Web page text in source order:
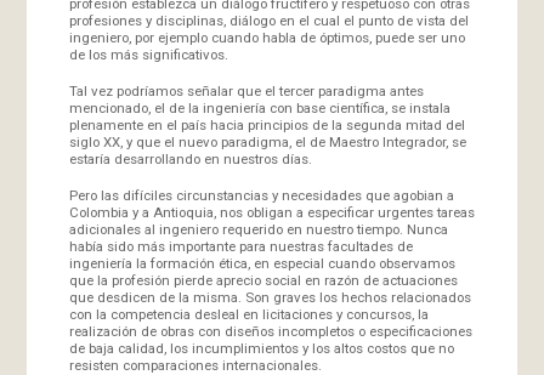
profesiones y disciplinas, diálogo en el cual el punto de vista del
ingeniero, por ejemplo cuando habla de óptimos, puede ser uno
de los más significativos.
Tal vez podríamos señalar que el tercer paradigma antes
mencionado, el de la ingeniería con base científica, se instala
plenamente en el país hacia principios de la segunda mitad del
siglo XX, y que el nuevo paradigma, el de Maestro Integrador, se
estaría desarrollando en nuestros días.
Pero las difíciles circunstancias y necesidades que agobian a
Colombia y a Antioquia, nos obligan a especificar urgentes tareas
adicionales al ingeniero requerido en nuestro tiempo. Nunca
había sido más importante para nuestras facultades de
ingeniería la formación ética, en especial cuando observamos
que la profesión pierde aprecio social en razón de actuaciones
que desdicen de la misma. Son graves los hechos relacionados
con la competencia desleal en licitaciones y concursos, la
realización de obras con diseños incompletos o especificaciones
de baja calidad, los incumplimientos y los altos costos que no
resisten comparaciones internacionales.